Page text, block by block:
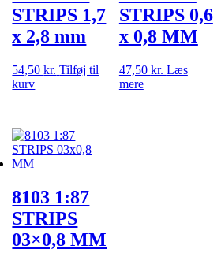
STRIPS 1,7
x 2,8 mm
54,50kr. Tilføj til
kurv
STRIPS 0,6
x 0,8 MM
47,50 kr. Læs
mere
8103 1:87
STRIPS
03×0,8 MM